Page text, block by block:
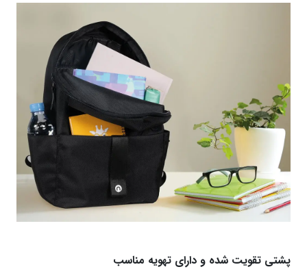
پشتی تقویت ‌شده و دارای تهویه مناسب